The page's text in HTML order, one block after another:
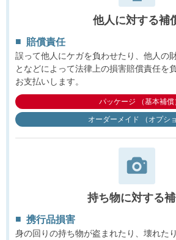
他人に対する補
賠償責任
誤って他人にケガを負わせたり、他人の
となどによって法律上の損害賠償責任を
お支払いします。
パッケージ （基本補償
オーダーメイド （オプショ
持ち物に対する
携行品損害
身の回りの持ち物が盗まれたり、壊れた